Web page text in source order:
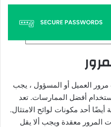
العميل أو المسؤول ، يجب
أفضل الممارسات. تعد
أيضًا أحد مكونات لوائح الامتثال.
المرور معقدة ويجب ألا يقل